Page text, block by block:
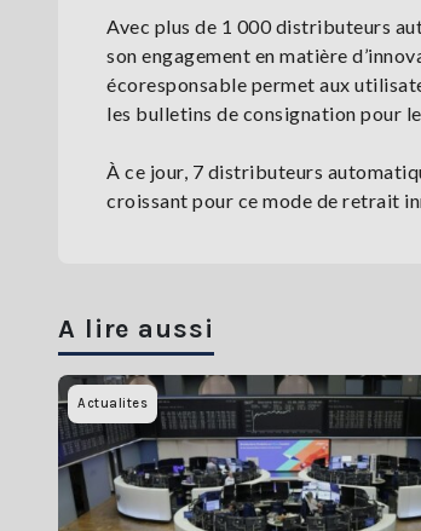
Avec plus de 1 000 distributeurs
son engagement en matière
écoresponsable permet aux
les bulletins de consignation pour
À ce jour, 7 distributeurs
croissant pour ce mode de retrait
A lire aussi
Actualites